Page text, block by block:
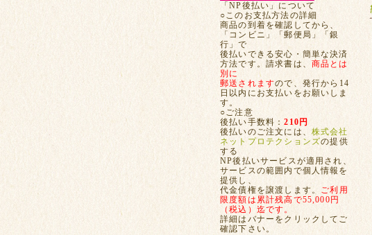
「NP後払い」について
○このお支払方法の詳細
商品の到着を確認してから、
「コンビニ」「郵便局」「銀
行」で
後払いできる安心・簡単な決済
方法です。請求書は、 商品とは
別に
郵送されますので、発行から14
日以内にお支払いをお願いしま
す。
○ご注意
後払い手数料：210円
後払いのご注文には、 株式会社
ネットプロテクションズの提供
する
NP後払いサービスが適用され、
サービスの範囲内で個人情報を
提供し、
代金債権を譲渡します。 ご利用
限度額は累計残高で55,000円
（税込）迄です。
詳細はバナーをクリックしてご
確認下さい。